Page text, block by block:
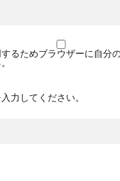
るためブラウザーに自分
力してください。